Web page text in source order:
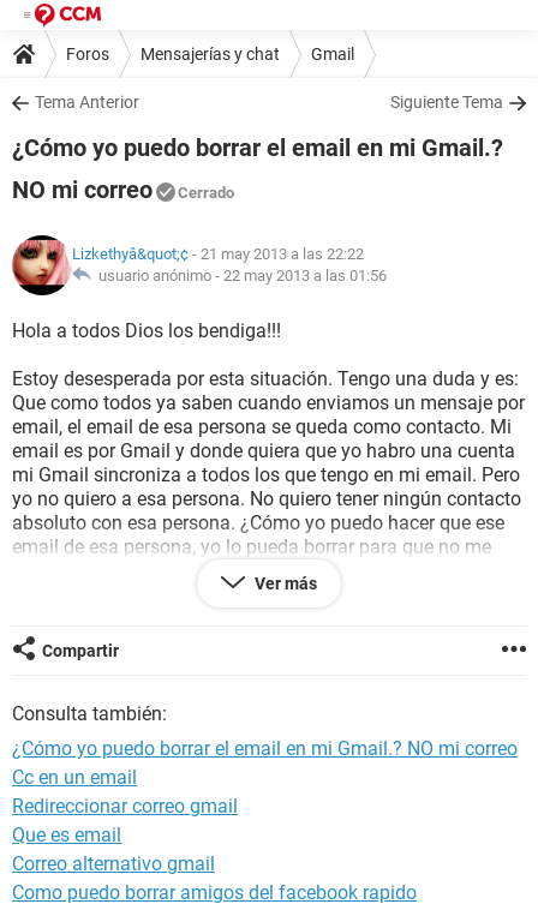
Foros Mensajerías y chat Gmail
Tema Anterior Siguiente Tema
¿Cómo yo puedo borrar el email en mi Gmail.?
NO mi correo
Cerrado
Lizkethyâ&quot;¢ - 21 may 2013 a las 22:22
usuario anónimo - 22 may 2013 a las 01:56
Hola a todos Dios los bendiga!!!
Estoy desesperada por esta situación. Tengo una duda y es:
Que como todos ya saben cuando enviamos un mensaje por
email, el email de esa persona se queda como contacto. Mi
email es por Gmail y donde quiera que yo habro una cuenta
mi Gmail sincroniza a todos los que tengo en mi email. Pero
yo no quiero a esa persona. No quiero tener ningún contacto
absoluto con esa persona. ¿Cómo yo puedo hacer que ese
email de esa persona, yo lo pueda borrar para que no me
vuelva a salir en ninguna parte?
Por Favor ayudenme .... No quiero eliminar mi correo
electrónico.
Dios.
Y si NO, pues lamentablemente la tendré que borrarla y hacer
otra. Pero mientras tanto, si es posible lo que estoy pidiendo
pues bien venido sea.
Por Favor y Gracias. Y que Dios les colme de muchas
bendiciones a Todos <3. :-*
Ver más
Compartir
Consulta también:
¿Cómo yo puedo borrar el email en mi Gmail.? NO mi correo
Cc en un email
Redireccionar correo gmail
Que es email
Correo alternativo gmail
Como puedo borrar amigos del facebook rapido